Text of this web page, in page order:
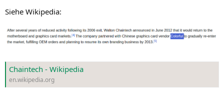
Siehe Wikipedia:
Chaintech - Wikipedia
en.wikipedia.org